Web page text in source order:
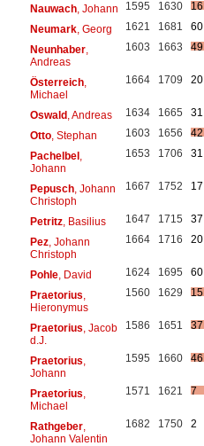
Nauwach, Johann 1595 1630
16
Neumark, Georg 1621 1681
60
Neunhaber,
Andreas
1603 1663 49
Österreich,
Michael
1664 1709 20
Oswald, Andreas 1634 1665
31
Otto, Stephan 1603 1656
42
Pachelbel,
Johann
1653 1706 31
Pepusch, Johann
Christoph
1667 1752 17
Petritz, Basilius 1647 1715
37
Pez, Johann
Christoph
1664 1716 20
Pohle, David 1624 1695
60
Praetorius
Hieronymus
1560 1629 15
Praetorius , Jacob
d.J.
1586 1651 37
Praetorius
Johann
1595 1660 46
Praetorius
Michael
1571 1621 7
Rathgeber,
Johann Valentin
1682 1750 2